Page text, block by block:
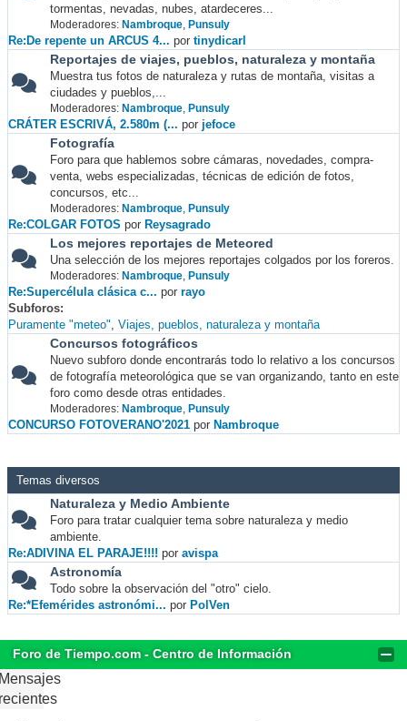
tormentas, nevadas, nubes, atardeceres...
Moderadores: Nambroque, Punsuly
Re:De repente un ARCUS 4... por tinydicarl
Reportajes de viajes, pueblos, naturaleza y montaña
Muestra tus fotos de naturaleza y rutas de montaña, visitas a
ciudades y pueblos,...
Moderadores: Nambroque, Punsuly
CRÁTER ESCRIVÁ, 2.580m (... por jefoce
Fotografía
Foro para que hablemos sobre cámaras, novedades, compra-
venta, webs especializadas, técnicas de edición de fotos,
concursos, etc...
Moderadores: Nambroque, Punsuly
Re:COLGAR FOTOS por Reysagrado
Los mejores reportajes de Meteored
Una selección de los mejores reportajes colgados por los foreros.
Moderadores: Nambroque, Punsuly
Re:Supercélula clásica c... por rayo
Subforos
Puramente "meteo" Viajes, pueblos, naturaleza y montaña
Concursos fotográficos
Nuevo subforo donde encontrarás todo lo relativo a los concursos
de fotografía meteorológica que se van organizando, tanto en este
foro como desde otras entidades.
Moderadores: Nambroque, Punsuly
CONCURSO FOTOVERANO'2021 por Nambroque
Temas diversos
Naturaleza y Medio Ambiente
Foro para tratar cualquier tema sobre naturaleza y medio
ambiente.
Re:ADIVINA EL PARAJE!!!! por avispa
Astronomía
Todo sobre la observación del "otro" cielo.
Re:*Efemérides astronómi... por PolVen
Foro de Tiempo.com - Centro de Información